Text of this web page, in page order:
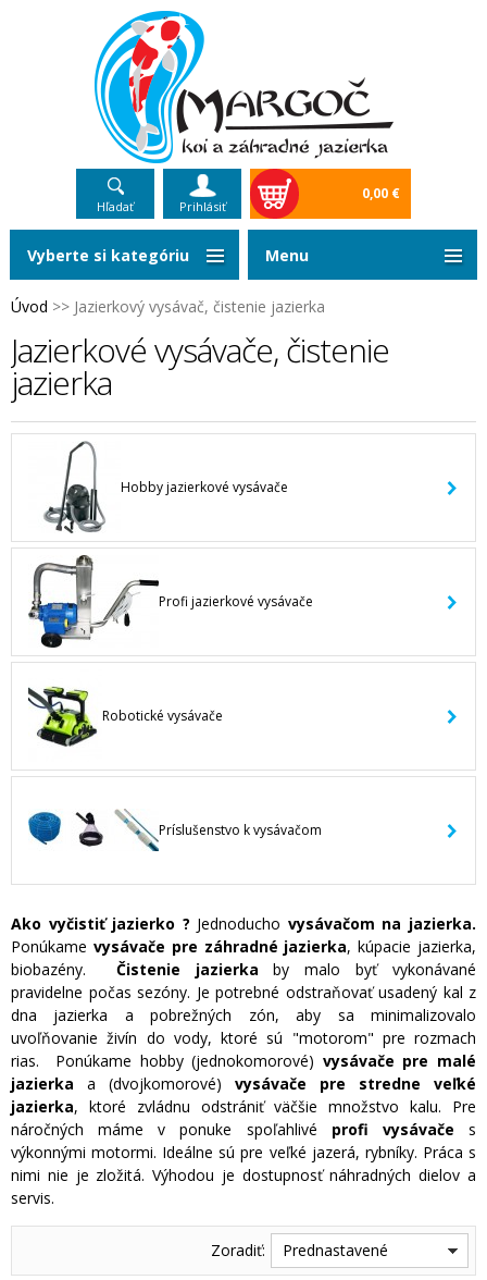
Hľadať Prihlásiť
0,00 €
Úvod >> Jazierkový vysávač, čistenie jazierka
Jazierkové vysávače, čistenie
jazierka
Hobby jazierkové vysávače
Profi jazierkové vysávače
Robotické vysávače
Príslušenstvo k vysávačom
Ako vyčistiť jazierko ? Jednoducho vysávačom na jazierka.
Ponúkame vysávače pre záhradné jazierka, kúpacie jazierka,
biobazény.
Čistenie jazierkaby malo byť vykonávané
pravidelne počas sezóny. Je potrebné odstraňovať usadený kal z
dna jazierka a pobrežných zón, aby sa minimalizovalo
uvoľňovanie živín do vody, ktoré sú "motorom" pre rozmach
rias. Ponúkame hobby (jednokomorové) vysávače pre malé
jazierka a (dvojkomorové) vysávače pre stredne veľké
jazierka, ktoré zvládnu odstrániť väčšie množstvo kalu. Pre
náročných máme v ponuke spoľahlivé profi vysávače s
výkonnými motormi. Ideálne sú pre veľké jazerá, rybníky. Práca s
nimi nie je zložitá. Výhodou je dostupnosť náhradných dielov a
servis.
Zoradiť: Prednastavené
Vyberte si kategóriu Menu